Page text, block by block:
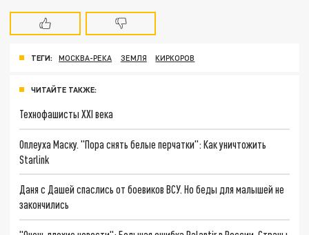
ТЕГИ: МОСКВА-РЕКА ЗЕМЛЯ КИРКОРОВ
ЧИТАЙТЕ ТАКЖЕ:
Технофашисты XXI века
Оплеуха Маску. "Пора снять белые перчатки": Как уничтожить
Starlink
Даня с Дашей спаслись от боевиков ВСУ. Но беды для малышей не
закончились